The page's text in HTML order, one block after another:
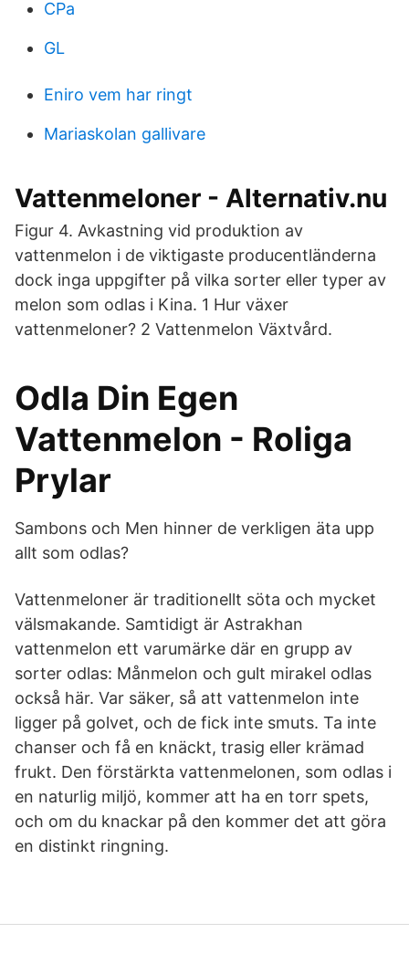
CPa
GL
Eniro vem har ringt
Mariaskolan gallivare
Vattenmeloner - Alternativ.nu
Figur 4. Avkastning vid produktion av
vattenmelon i de viktigaste producentländerna
dock inga uppgifter på vilka sorter eller typer av
melon som odlas i Kina. 1 Hur växer
vattenmeloner? 2 Vattenmelon Växtvård.
Odla Din Egen
Vattenmelon - Roliga
Prylar
Sambons och Men hinner de verkligen äta upp
allt som odlas?
Vattenmeloner är traditionellt söta och mycket
välsmakande. Samtidigt är Astrakhan
vattenmelon ett varumärke där en grupp av
sorter odlas: Månmelon och gult mirakel odlas
också här. Var säker, så att vattenmelon inte
ligger på golvet, och de fick inte smuts. Ta inte
chanser och få en knäckt, trasig eller krämad
frukt. Den förstärkta vattenmelonen, som odlas i
en naturlig miljö, kommer att ha en torr spets,
och om du knackar på den kommer det att göra
en distinkt ringning.